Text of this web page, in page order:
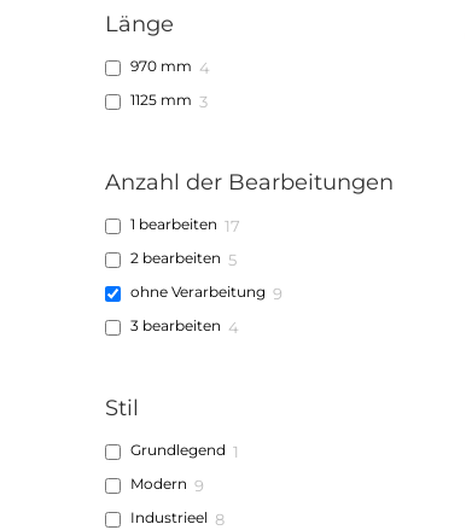
Länge
970 mm 4
1125 mm 3
Anzahl der Bearbeitungen
1 bearbeiten 17
2 bearbeiten 5
ohne Verarbeitung 9
3 bearbeiten 4
Stil
Grundlegend 1
Modern 9
Industrieel 8